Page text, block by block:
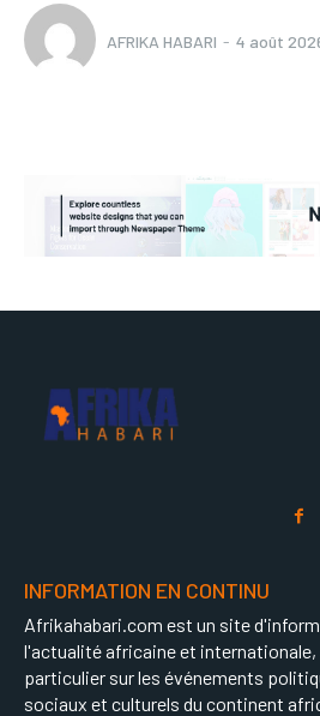
AFRIKA HABARI - 4 août
INFORMATION EN CONTINU
Afrikahabari.com est un site
l'actualité africaine et internationale,
particulier sur les événements
sociaux et culturels du continent